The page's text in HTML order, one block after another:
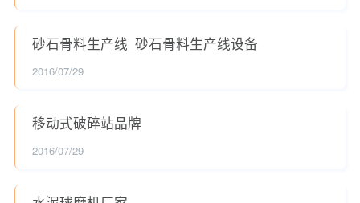
砂石骨料生产线_砂石骨料生产线设备
2016/07/29
移动式破碎站品牌
2016/07/29